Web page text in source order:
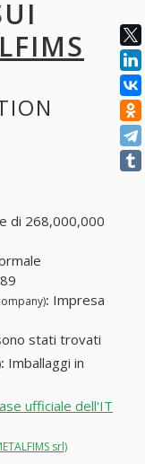
di 268,000,000
: Impresa
stati trovati
: Imballaggi in
ufficiale dell'IT
srl)